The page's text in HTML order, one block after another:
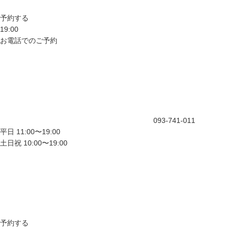
予約する
19:00
お電話でのご予約
093-741-011
平日 11:00〜19:00
土日祝 10:00〜19:00
予約する